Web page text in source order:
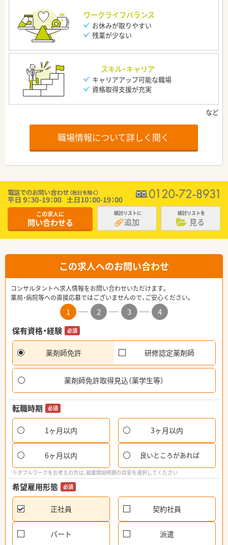
ワークライフバランス
お休みが取りやすい
残業が少ない
スキル・キャリア
キャリアアップ可能な職場
資格取得支援が充実
職場情報について詳しく聞く
この求人に
問い合わせる
検討リストに
追加
検討リストを
見る
この求人へのお問い合わせ
コンサルタントへ求人情報をお問い合わせいただけます。
薬局・病院等への直接応募ではございませんので、ご安心ください。
1 2 3
4
保有資格・経験
必須
薬剤師免許 研修認定薬剤師
薬剤師免許取得見込（薬学生等）
転職時期 必須
1ヶ月以内 3ヶ月以内
6ヶ月以内 良いところがあれば
※ダブルワークをお考えの方は、就業開始時期の目安を選択してください
希望雇用形態 必須
正社員 契約社員
パート 派遣